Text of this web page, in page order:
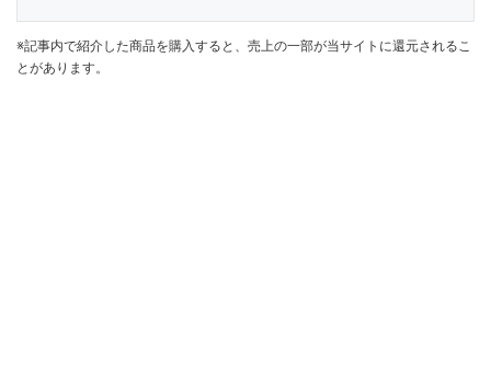
※記事内で紹介した商品を購入すると、売上の一部が当サイトに還元されるこ
とがあります。